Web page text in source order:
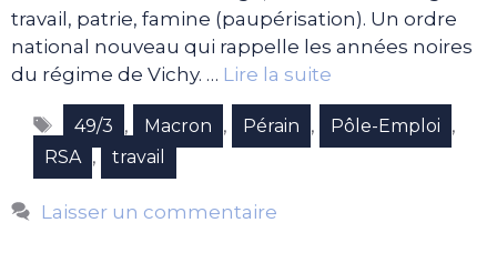
travail, patrie, famine (paupérisation). Un ordre
national nouveau qui rappelle les années noires
du régime de Vichy. … Lire la suite
Étiquettes
49/3 , Macron , Pérain , Pôle-Emploi ,
RSA , travail
Laisser un commentaire